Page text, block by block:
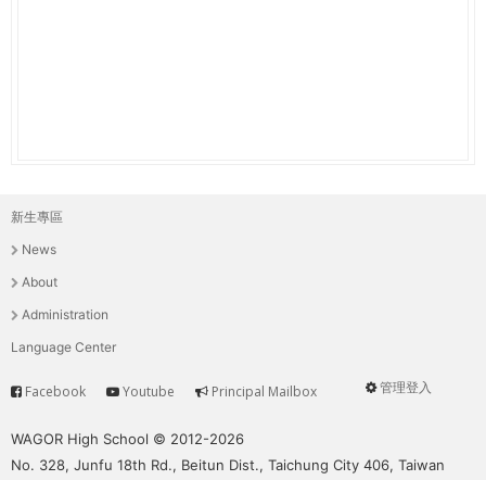
主
選
單
新生專區
News
About
Administration
Language Center
User
管理登入
Service
Facebook Youtube Principal Mailbox
WAGOR High School © 2012-2026
No. 328, Junfu 18th Rd., Beitun Dist., Taichung City 406, Taiwan